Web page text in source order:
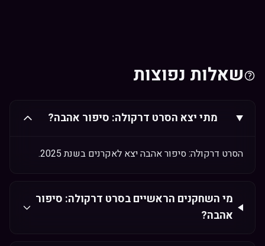
שאלות נפוצות
מתי יצא הסרט דרקולה: סיפור אהבה?
הסרט דרקולה: סיפור אהבה יצא לאקרנים בשנת 2025.
מי השחקנים הראשיים בסרט דרקולה: סיפור
אהבה?